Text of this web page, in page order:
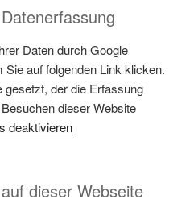
Daten durch Google
auf folgenden Link klicken.
der die Erfassung
dieser Website
deaktivieren
dieser Webseite